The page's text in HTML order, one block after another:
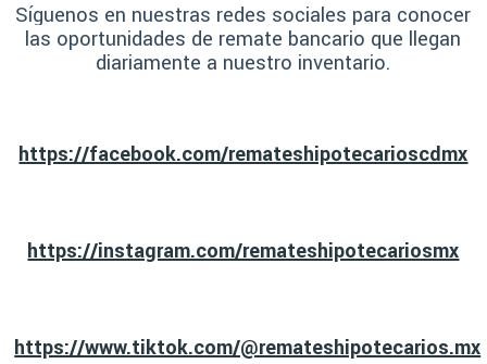
Síguenos en nuestras redes sociales para conocer
las oportunidades de remate bancario que llegan
diariamente a nuestro inventario.
https://facebook.com/remateshipotecarioscdmx
https://instagram.com/remateshipotecariosmx
https://www.tiktok.com/@remateshipotecarios.mx